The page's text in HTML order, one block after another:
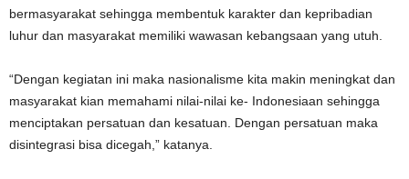
bermasyarakat sehingga membentuk karakter dan kepribadian
luhur dan masyarakat memiliki wawasan kebangsaan yang utuh.
“Dengan kegiatan ini maka nasionalisme kita makin meningkat dan
masyarakat kian memahami nilai-nilai ke- Indonesiaan sehingga
menciptakan persatuan dan kesatuan. Dengan persatuan maka
disintegrasi bisa dicegah,” katanya.